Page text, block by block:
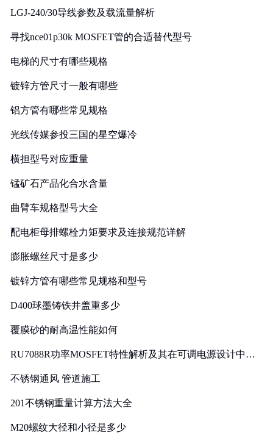
LGJ-240/30导线参数及载流量解析
寻找nce01p30k MOSFET管的合适替代型号
电梯的尺寸有哪些规格
镀锌方管尺寸一般有哪些
铝方管有哪些常见规格
光线传媒参投三国的星空爆冷
横担型号对应重量
锰矿石产品化合水含量
曲臂车规格型号大全
配电柜母排螺栓力矩要求及连接规范详解
膨胀螺丝尺寸是多少
镀锌方管有哪些常见规格和型号
D400球墨铸铁井盖重多少
覆膜砂的耐高温性能如何
RU7088R功率MOSFET特性解析及其在可调电源设计中的
不锈钢通风 管道施工
201不锈钢重量计算方法大全
M20螺纹大径和小径是多少